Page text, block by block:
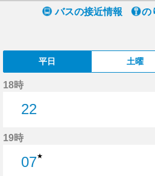
バスの接近情報 の
平日 土曜
18時
22
19時
07★